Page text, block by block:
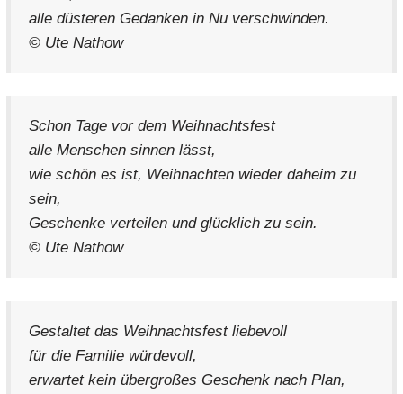
alle düsteren Gedanken in Nu verschwinden.
© Ute Nathow
Schon Tage vor dem Weihnachtsfest
alle Menschen sinnen lässt,
wie schön es ist, Weihnachten wieder daheim zu
sein,
Geschenke verteilen und glücklich zu sein.
© Ute Nathow
Gestaltet das Weihnachtsfest liebevoll
für die Familie würdevoll,
erwartet kein übergroßes Geschenk nach Plan,